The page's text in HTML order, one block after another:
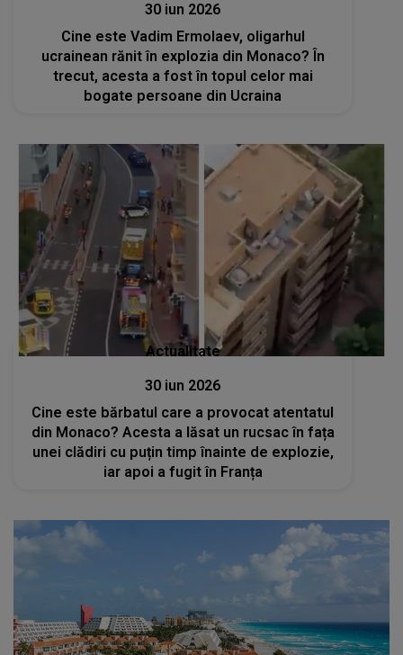
30 iun 2026
Cine este Vadim Ermolaev, oligarhul
ucrainean rănit în explozia din Monaco? În
trecut, acesta a fost în topul celor mai
bogate persoane din Ucraina
Actualitate
30 iun 2026
Cine este bărbatul care a provocat atentatul
din Monaco? Acesta a lăsat un rucsac în fața
unei clădiri cu puțin timp înainte de explozie,
iar apoi a fugit în Franța